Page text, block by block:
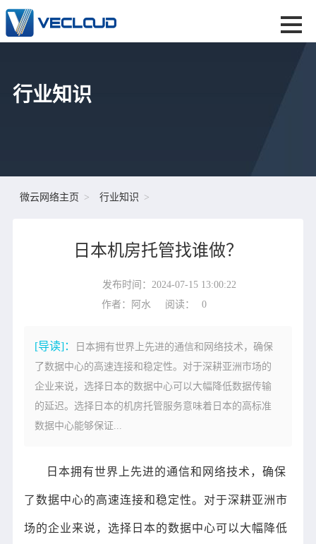
行业知识
微云网络主页 行业知识
日本机房托管找谁做？
发布时间：2024-07-15 13:00:22
作者：阿水
阅读： 0
[导读]：
日本拥有世界上先进的通信和网络技术，确保
了数据中心的高速连接和稳定性。对于深耕亚洲市场的
企业来说，选择日本的数据中心可以大幅降低数据传输
的延迟。选择日本的机房托管服务意味着日本的高标准
数据中心能够保证...
日本拥有世界上先进的通信和网络技术，确保
了数据中心的高速连接和稳定性。对于深耕亚洲市
场的企业来说，选择日本的数据中心可以大幅降低